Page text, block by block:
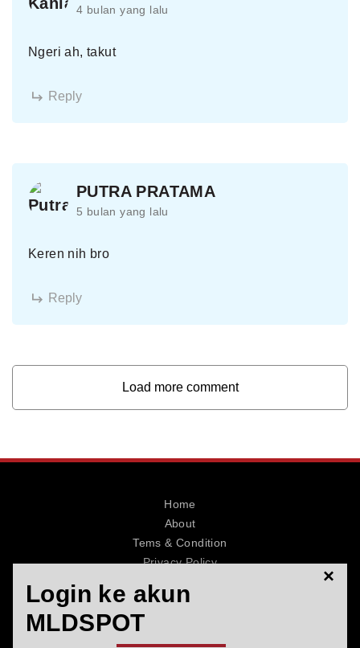
4 bulan yang lalu
Ngeri ah, takut
Reply
PUTRA PRATAMA
5 bulan yang lalu
Keren nih bro
Reply
Load more comment
Home
About
Tems & Condition
Privacy Policy
Login ke akun
MLDSPOT
×